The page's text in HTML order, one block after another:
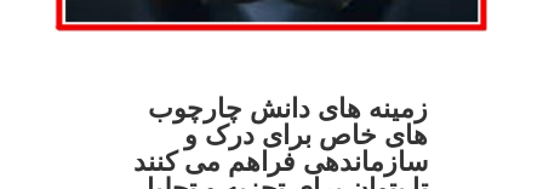
زمینه های دانش چارچوب
های خاص برای درک و
سازماندهی فراهم می کنند